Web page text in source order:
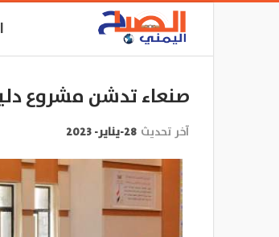
صنعاء تدشن مشروع
آخر تحديث 28-يناير- 2023